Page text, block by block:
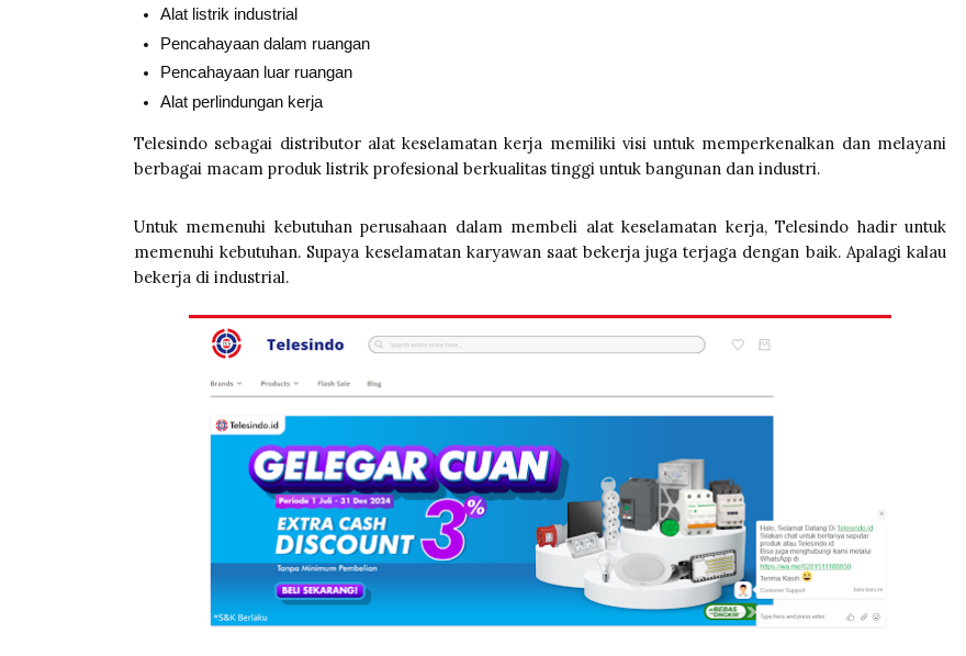
Alat listrik industrial
Pencahayaan dalam ruangan
Pencahayaan luar ruangan
Alat perlindungan kerja
Telesindo sebagai distributor alat keselamatan kerja memiliki visi untuk memperkenalkan dan melayani
berbagai macam produk listrik profesional berkualitas tinggi untuk bangunan dan industri.
Untuk memenuhi kebutuhan perusahaan dalam membeli alat keselamatan kerja, Telesindo hadir untuk
memenuhi kebutuhan. Supaya keselamatan karyawan saat bekerja juga terjaga dengan baik. Apalagi kalau
bekerja di industrial.